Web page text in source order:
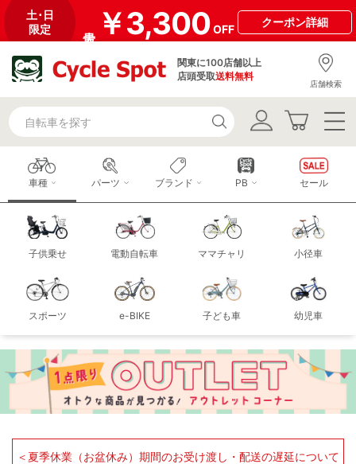
土･日
限定
￥3,300OFF
クーポン詳細
関東に100店舗以上
店頭受取送料無料
店舗検索
車種
子供乗せ 電動自転車 ママチャリ 小径車
スポーツ e-BIKE 子ども車 幼児車
パーツ ブランド PB セール
＜夏季休業（お盆休み）期間のお受け渡し・配送の遅延について